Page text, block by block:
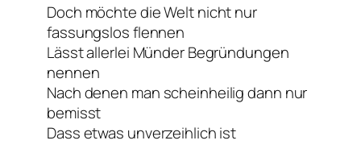
Doch möchte die Welt nicht nur
fassungslos flennen
Lässt allerlei Münder Begründungen
nennen
Nach denen man scheinheilig dann nur
bemisst
Dass etwas unverzeihlich ist